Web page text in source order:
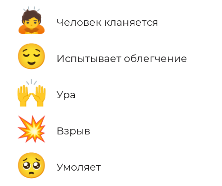
🙇 Человек кланяется
😌 Испытывает облегчение
🙌 Ура
💥 Взрыв
🥺 Умоляет